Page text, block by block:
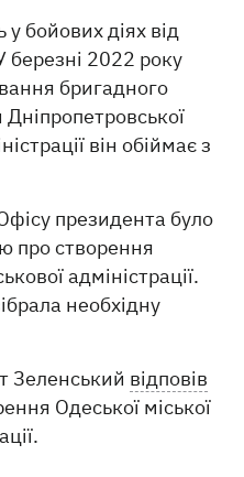
у бойових діях від
березні 2022 року
бригадного
він обіймає з
президента було
про створення
адміністрації.
необхідну
Зеленський відповів
Одеської міської